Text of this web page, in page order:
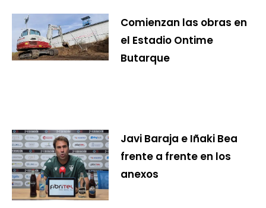
Comienzan las obras en
el Estadio Ontime
Butarque
Javi Baraja e Iñaki Bea
frente a frente en los
anexos